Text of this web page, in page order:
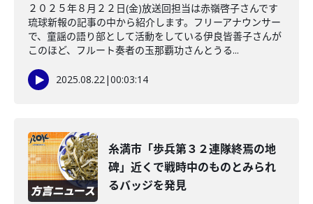
２０２５年８月２２日(金)放送回担当は赤嶺啓子さんです
琉球新報の記事の中から紹介します。フリーアナウンサー
で、童謡の語り部として活動をしている伊良皆善子さんが
このほど、フルート奏者の玉那覇功さんとうる...
2025.08.22|00:03:14
糸満市「歩兵第３２連隊終焉の地
碑」近くで戦時中のものとみられ
るバッジを発見